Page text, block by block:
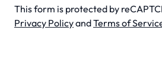
This form is protected by
Privacy PolicyandTerms of